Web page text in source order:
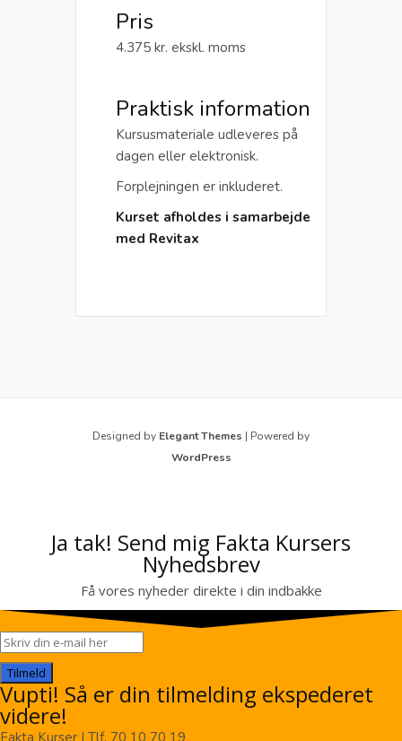
Pris
4.375 kr. ekskl. moms
Praktisk information
Kursusmateriale udleveres på
dagen eller elektronisk.
Forplejningen er inkluderet.
Kurset afholdes i samarbejde
med Revitax
Designed by Elegant Themes | Powered by
WordPress
Ja tak! Send mig Fakta Kursers
Nyhedsbrev
Få vores nyheder direkte i din indbakke
Tilmeld
Vupti! Så er din tilmelding ekspederet
videre!
Fakta Kurser | Tlf. 70 10 70 19